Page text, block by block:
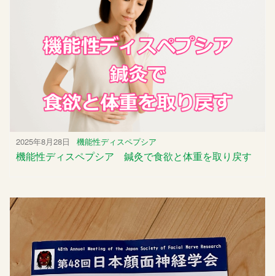
2025年8月28日 機能性ディスペプシア
機能性ディスペプシア 鍼灸で食欲と体重を取り戻す